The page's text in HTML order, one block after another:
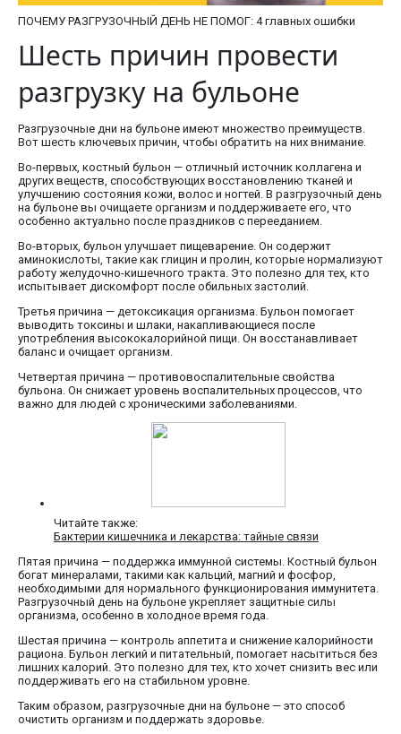
ПОЧЕМУ РАЗГРУЗОЧНЫЙ ДЕНЬ НЕ ПОМОГ: 4 главных ошибки
Шесть причин провести
разгрузку на бульоне
Разгрузочные дни на бульоне имеют множество преимуществ.
Вот шесть ключевых причин, чтобы обратить на них внимание.
Во-первых, костный бульон — отличный источник коллагена и
других веществ, способствующих восстановлению тканей и
улучшению состояния кожи, волос и ногтей. В разгрузочный день
на бульоне вы очищаете организм и поддерживаете его, что
особенно актуально после праздников с перееданием.
Во-вторых, бульон улучшает пищеварение. Он содержит
аминокислоты, такие как глицин и пролин, которые нормализуют
работу желудочно-кишечного тракта. Это полезно для тех, кто
испытывает дискомфорт после обильных застолий.
Третья причина — детоксикация организма. Бульон помогает
выводить токсины и шлаки, накапливающиеся после
употребления высококалорийной пищи. Он восстанавливает
баланс и очищает организм.
Четвертая причина — противовоспалительные свойства
бульона. Он снижает уровень воспалительных процессов, что
важно для людей с хроническими заболеваниями.
Читайте также:
Бактерии кишечника и лекарства: тайные связи
Пятая причина — поддержка иммунной системы. Костный бульон
богат минералами, такими как кальций, магний и фосфор,
необходимыми для нормального функционирования иммунитета.
Разгрузочный день на бульоне укрепляет защитные силы
организма, особенно в холодное время года.
Шестая причина — контроль аппетита и снижение калорийности
рациона. Бульон легкий и питательный, помогает насытиться без
лишних калорий. Это полезно для тех, кто хочет снизить вес или
поддерживать его на стабильном уровне.
Таким образом, разгрузочные дни на бульоне — это способ
очистить организм и поддержать здоровье.